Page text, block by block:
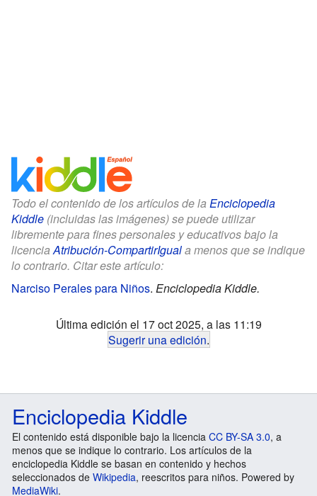
Todo el contenido de los artículos de la Enciclopedia
Kiddle (incluidas las imágenes) se puede utilizar
libremente para fines personales y educativos bajo la
licenciaAtribución-CompartirIguala menos que se indique
lo contrario. Citar este artículo:
Narciso Perales para Niños. Enciclopedia Kiddle.
Última edición el 17 oct 2025, a las 11:19
Sugerir una edición.
Enciclopedia Kiddle
El contenido está disponible bajo la licencia CC BY-SA 3.0, a
menos que se indique lo contrario. Los artículos de la
enciclopedia Kiddle se basan en contenido y hechos
seleccionados de Wikipedia, reescritos para niños. Powered by
MediaWiki.